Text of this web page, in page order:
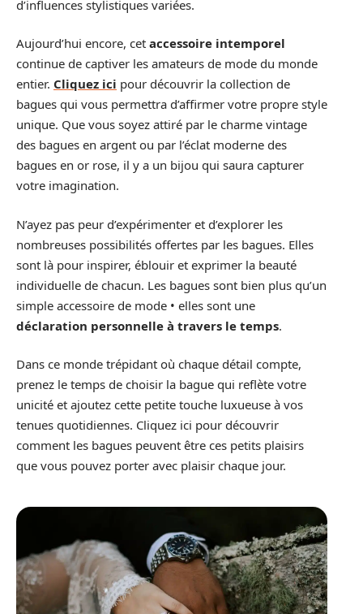
d’influences stylistiques variées.
Aujourd’hui encore, cet accessoire intemporel
continue de captiver les amateurs de mode du monde
entier. Cliquez ici pour découvrir la collection de
bagues qui vous permettra d’affirmer votre propre style
unique. Que vous soyez attiré par le charme vintage
des bagues en argent ou par l’éclat moderne des
bagues en or rose, il y a un bijou qui saura capturer
votre imagination.
N’ayez pas peur d’expérimenter et d’explorer les
nombreuses possibilités offertes par les bagues. Elles
sont là pour inspirer, éblouir et exprimer la beauté
individuelle de chacun. Les bagues sont bien plus qu’un
simple accessoire de mode • elles sont une
déclaration personnelle à travers le temps.
Dans ce monde trépidant où chaque détail compte,
prenez le temps de choisir la bague qui reflète votre
unicité et ajoutez cette petite touche luxueuse à vos
tenues quotidiennes. Cliquez ici pour découvrir
comment les bagues peuvent être ces petits plaisirs
que vous pouvez porter avec plaisir chaque jour.